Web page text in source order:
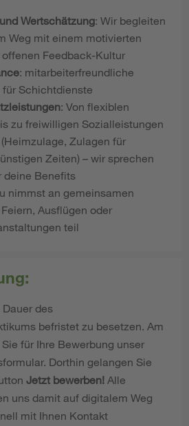
Wertschätzung: Wir begleiten
Weg mit einem motivierten
Feedback-Kultur
: mitarbeiterfreundliche
Schichtdienste
: Von flexiblen
zu freiwilligen Sozialleistungen
Zulagen für
Zeiten) – wir sprechen
deine Benefits
nimmst an gemeinsamen
Ausflügen oder
teil
des
befristet zu besetzen. Am
für Ihre Bewerbung unser
Dorthin gelangen Sie
Jetzt bewerben! Alle
uns damit auf digitalem Weg
mit Ihnen Kontakt